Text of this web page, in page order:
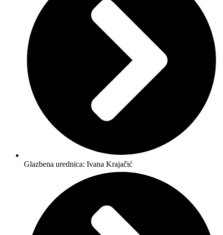
Glazbena urednica: Ivana Krajačić